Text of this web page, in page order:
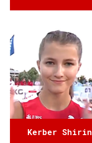
Kerber Shirin